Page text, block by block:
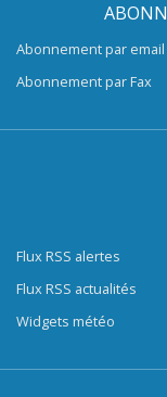
Abonnement par email
Abonnement par Fax
Flux RSS alertes
Flux RSS actualités
Widgets météo